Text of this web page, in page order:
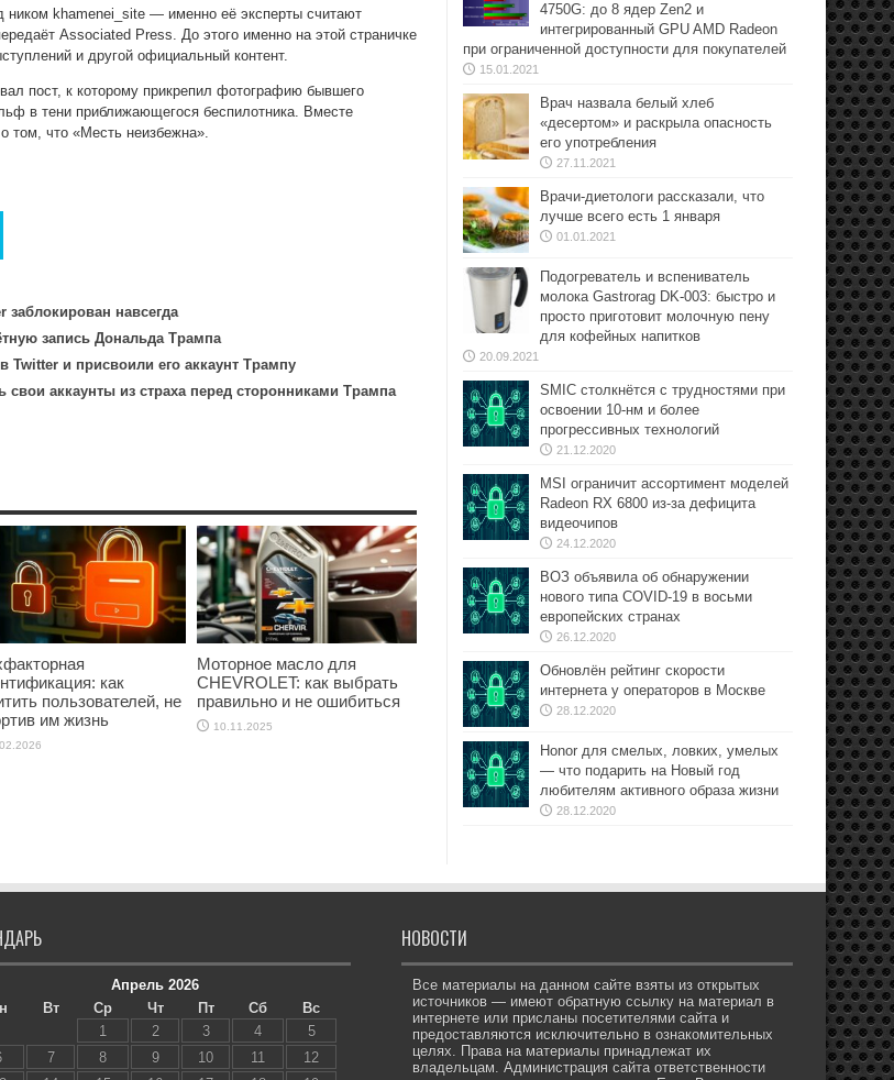
ником khamenei_site — именно её эксперты считают
Associated Press. До этого именно на этой страничке
и другой официальный контент.
пост, к которому прикрепил фотографию бывшего
в тени приближающегося беспилотника. Вместе
том, что «Месть неизбежна».
заблокирован навсегда
запись Дональда Трампа
Twitter и присвоили его аккаунт Трампу
свои аккаунты из страха перед сторонниками Трампа
как
пользователей, не
им жизнь
Моторное масло для
CHEVROLET: как выбрать
правильно и не ошибиться
10.11.2025
4750G: до 8 ядер Zen2 и
интегрированный GPU AMD Radeon
при ограниченной доступности для покупателей
15.01.2021
Врач назвала белый хлеб
«десертом» и раскрыла опасность
его употребления
27.11.2021
Врачи-диетологи рассказали, что
лучше всего есть 1 января
01.01.2021
Подогреватель и вспениватель
молока Gastrorag DK-003: быстро и
просто приготовит молочную пену
для кофейных напитков
20.09.2021
SMIC столкнётся с трудностями при
освоении 10-нм и более
прогрессивных технологий
21.12.2020
MSI ограничит ассортимент моделей
Radeon RX 6800 из-за дефицита
видеочипов
24.12.2020
ВОЗ объявила об обнаружении
нового типа COVID-19 в восьми
европейских странах
26.12.2020
Обновлён рейтинг скорости
интернета у операторов в Москве
28.12.2020
Honor для смелых, ловких, умелых
— что подарить на Новый год
любителям активного образа жизни
28.12.2020
Апрель 2026
Вт Ср Чт Пт Сб
Вс
1
2 3 4
5
7 8 9 10 11
12
НОВОСТИ
Все материалы на данном сайте взяты из открытых
источников — имеют обратную ссылку на материал в
интернете или присланы посетителями сайта и
предоставляются исключительно в ознакомительных
целях. Права на материалы принадлежат их
владельцам. Администрация сайта ответственности